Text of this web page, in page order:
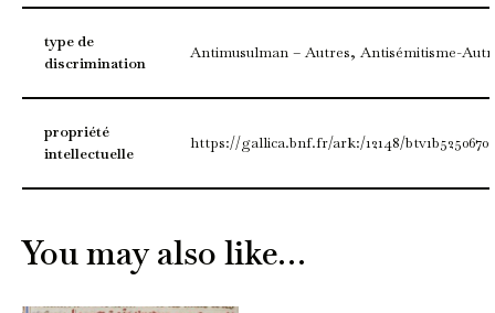
type de
discrimination
Antimusulman – Autres, Antisémitisme-
propriété
intellectuelle
https://gallica.bnf.fr/ark:/12148/
You may also like…